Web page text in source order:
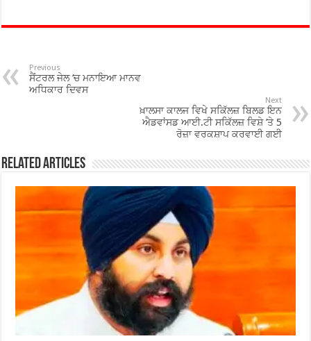
e
o
o
tt at
p
ar
Previous
ਸੈਂਟਰਲ ਜੇਲ ‘ਚ ਮਨਾਇਆ ਮਾਨਵ
ਅਧਿਕਾਰ ਦਿਵਸ
Next
ਖ਼ਾਲਸਾ ਕਾਲਜ ਵਿਖੇ ਸਕਿੱਲਜ਼ ਬਿਲਡ ਇਨ
ਐਡਵਾਂਸਡ ਆਈ.ਟੀ ਸਕਿੱਲਜ਼ ਵਿਸ਼ੇ ’ਤੇ 5
ਰੋਜ਼ਾ ਵਰਕਸ਼ਾਪ ਕਰਵਾਈ ਗਈ
Related Articles